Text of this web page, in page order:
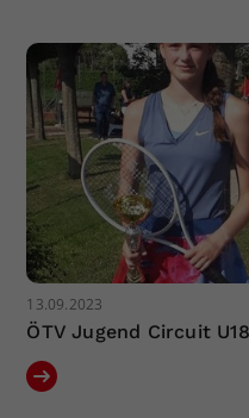
13.09.2023
ÖTV Jugend Circuit